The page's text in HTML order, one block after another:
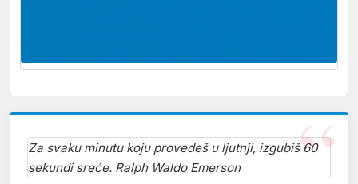
Za svaku minutu koju provedeš u ljutnji, izgubiš 60
sekundi sreće. Ralph Waldo Emerson